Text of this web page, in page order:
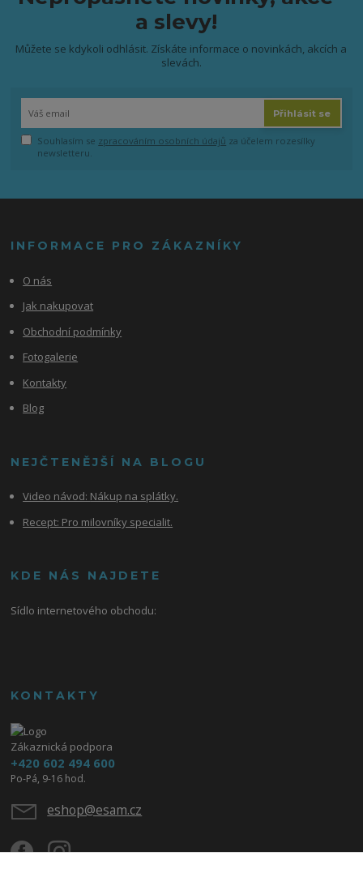
a slevy!
Můžete se kdykoli odhlásit. Získáte informace o novinkách, akcích a
slevách.
Přihlásit se
Souhlasím se zpracováním osobních údajů za účelem rozesílky
newsletteru.
INFORMACE PRO ZÁKAZNÍKY
O nás
Jak nakupovat
Obchodní podmínky
Fotogalerie
Kontakty
Blog
NEJČTENĚJŠÍ NA BLOGU
Video návod: Nákup na splátky.
Recept: Pro milovníky specialit.
KDE NÁS NAJDETE
Sídlo internetového obchodu:
KONTAKTY
Zákaznická podpora
+420 602 494 600
Po-Pá, 9-16 hod.
eshop@esam.cz